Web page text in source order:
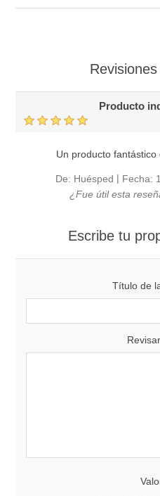
Producto
Un producto
De: Huésped | Fecha:
¿Fue útil esta
Escribe tu
Título de